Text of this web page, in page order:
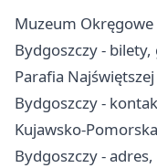
Muzeum Okręgowe
Bydgoszczy - bilety,
Parafia
Bydgoszczy -
Kujawsko-
Bydgoszczy -